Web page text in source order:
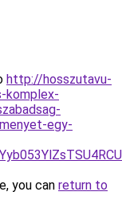
http://hosszutavu-
komplex-
egy-
you can return to